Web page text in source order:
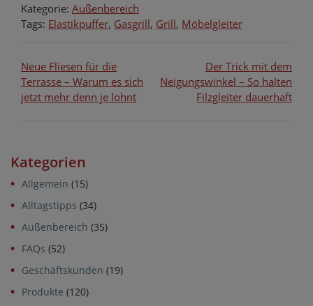
Kategorie: Außenbereich
Tags: Elastikpuffer, Gasgrill, Grill, Möbelgleiter
Beitragsnavigation
Neue Fliesen für die
Terrasse – Warum es sich
jetzt mehr denn je lohnt
Der Trick mit dem
Neigungswinkel – So halten
Filzgleiter dauerhaft
Kategorien
Allgemein (15)
Alltagstipps (34)
Außenbereich (35)
FAQs (52)
Geschäftskunden (19)
Produkte (120)